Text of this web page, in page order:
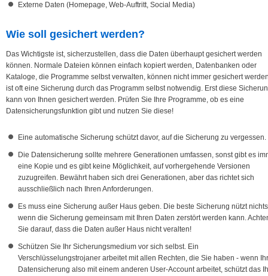
Externe Daten (Homepage, Web-Auftritt, Social Media)
Wie soll gesichert werden?
Das Wichtigste ist, sicherzustellen, dass die Daten überhaupt gesichert werden
können. Normale Dateien können einfach kopiert werden, Datenbanken oder
Kataloge, die Programme selbst verwalten, können nicht immer gesichert
ist oft eine Sicherung durch das Programm selbst notwendig. Erst diese
kann von Ihnen gesichert werden. Prüfen Sie Ihre Programme, ob es eine
Datensicherungsfunktion gibt und nutzen Sie diese!
Eine automatische Sicherung schützt davor, auf die Sicherung zu vergessen.
Die Datensicherung sollte mehrere Generationen umfassen, sonst gibt es
eine Kopie und es gibt keine Möglichkeit, auf vorhergehende Versionen
zuzugreifen. Bewährt haben sich drei Generationen, aber das richtet sich
ausschließlich nach Ihren Anforderungen.
Es muss eine Sicherung außer Haus geben. Die beste Sicherung nützt
wenn die Sicherung gemeinsam mit Ihren Daten zerstört werden kann.
Sie darauf, dass die Daten außer Haus nicht veralten!
Schützen Sie Ihr Sicherungsmedium vor sich selbst. Ein
Verschlüsselungstrojaner arbeitet mit allen Rechten, die Sie haben - wenn
Datensicherung also mit einem anderen User-Account arbeitet, schützt das